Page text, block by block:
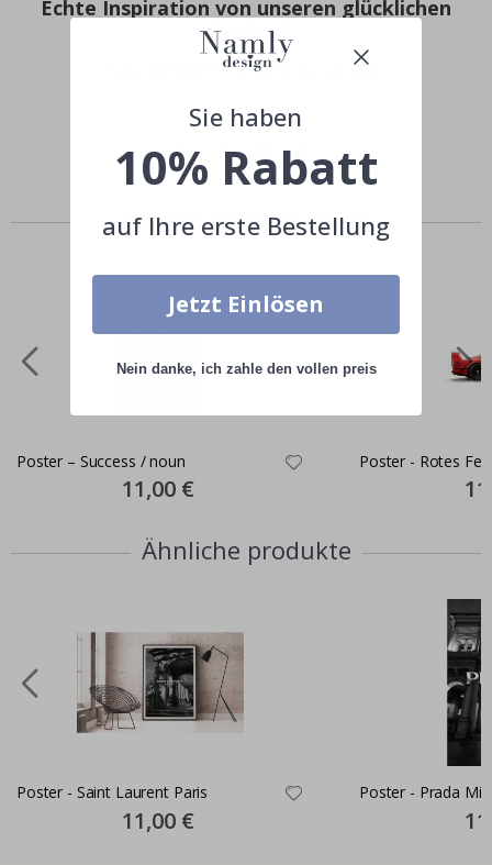
Echte Inspiration von unseren glücklichen
Kunden!
Teile dein Bild mit #namly_design
Andere kauften auch
Poster – Success / noun
Special
Price
11,00 €
Poster - Rotes
Ähnliche produkte
Poster - Saint Laurent Paris
Special
Price
11,00 €
Poster - Prada
Sie haben
10% Rabatt
auf Ihre erste Bestellung
Jetzt Einlösen
Nein danke, ich zahle den vollen preis